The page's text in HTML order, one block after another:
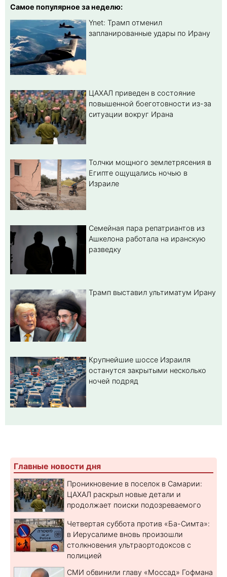
Самое популярное за неделю:
Ynet: Трамп отменил
запланированные удары по Ирану
ЦАХАЛ приведен в состояние
повышенной боеготовности из-за
ситуации вокруг Ирана
Толчки мощного землетрясения в
Египте ощущались ночью в
Израиле
Семейная пара репатриантов из
Ашкелона работала на иранскую
разведку
Трамп выставил ультиматум Ирану
Крупнейшие шоссе Израиля
останутся закрытыми несколько
ночей подряд
Главные новости дня
Проникновение в поселок в Самарии:
ЦАХАЛ раскрыл новые детали и
продолжает поиски подозреваемого
Четвертая суббота против «Ба-Симта»:
в Иерусалиме вновь произошли
столкновения ультраортодоксов с
полицией
СМИ обвинили главу «Моссад» Гофмана